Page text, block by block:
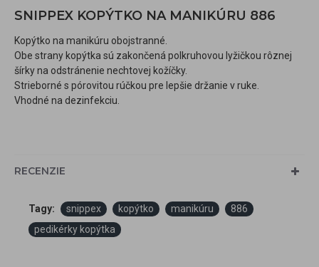
SNIPPEX KOPÝTKO NA MANIKÚRU 886
Kopýtko na manikúru obojstranné.
Obe strany kopýtka sú zakončená polkruhovou lyžičkou rôznej
šírky na odstránenie nechtovej kožíčky.
Strieborné s pórovitou rúčkou pre lepšie držanie v ruke.
Vhodné na dezinfekciu.
RECENZIE
Tagy: snippex kopýtko manikúru
886
pedikérky kopýtka